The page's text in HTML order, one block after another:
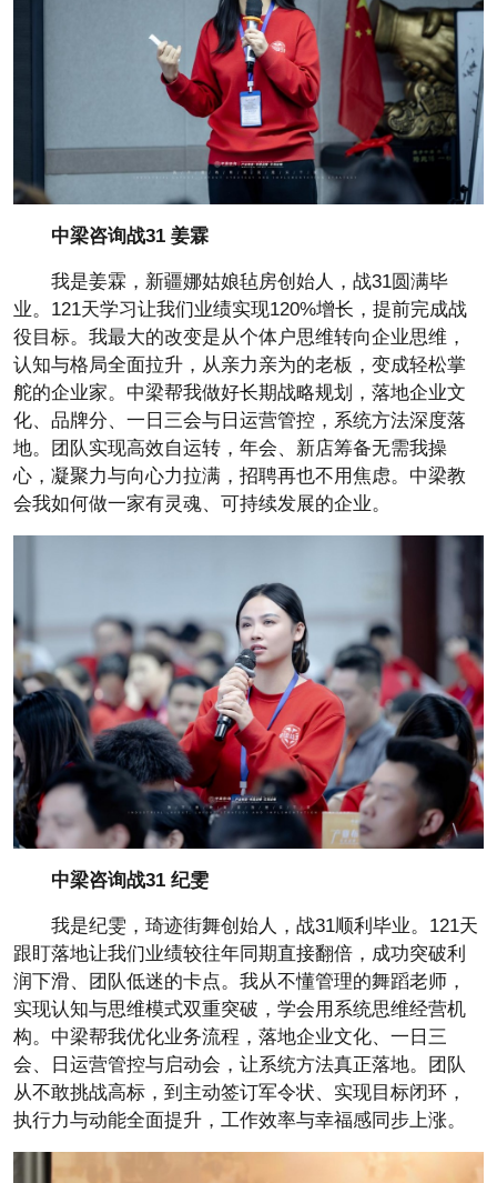
中梁咨询战31 姜霖
我是姜霖，新疆娜姑娘毡房创始人，战31圆满毕
业。121天学习让我们业绩实现120%增长，提前完成战
役目标。我最大的改变是从个体户思维转向企业思维，
认知与格局全面拉升，从亲力亲为的老板，变成轻松掌
舵的企业家。中梁帮我做好长期战略规划，落地企业文
化、品牌分、一日三会与日运营管控，系统方法深度落
地。团队实现高效自运转，年会、新店筹备无需我操
心，凝聚力与向心力拉满，招聘再也不用焦虑。中梁教
会我如何做一家有灵魂、可持续发展的企业。
中梁咨询战31 纪雯
我是纪雯，琦迹街舞创始人，战31顺利毕业。121天
跟盯落地让我们业绩较往年同期直接翻倍，成功突破利
润下滑、团队低迷的卡点。我从不懂管理的舞蹈老师，
实现认知与思维模式双重突破，学会用系统思维经营机
构。中梁帮我优化业务流程，落地企业文化、一日三
会、日运营管控与启动会，让系统方法真正落地。团队
从不敢挑战高标，到主动签订军令状、实现目标闭环，
执行力与动能全面提升，工作效率与幸福感同步上涨。